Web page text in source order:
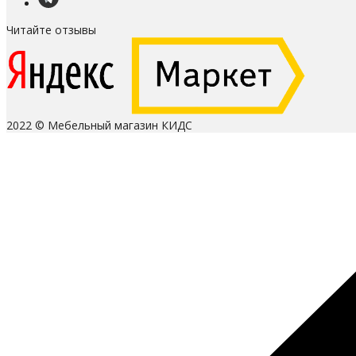
Читайте отзывы
2022 © Мебельный магазин КИДС